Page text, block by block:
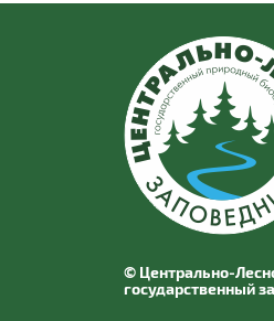
© Центрально-
государственный